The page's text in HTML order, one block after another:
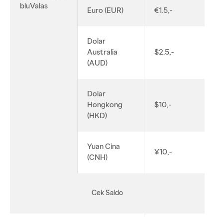
bluValas
Euro (EUR) €1.5,-
Dolar
Australia
(AUD)
$2.5,-
Dolar
Hongkong
(HKD)
$10,-
Yuan Cina
(CNH)
¥10,-
Cek Saldo